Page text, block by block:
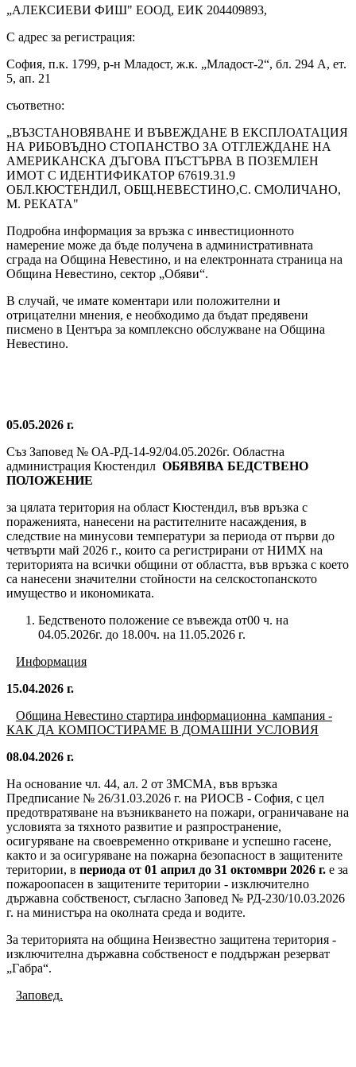
„АЛЕКСИЕВИ ФИШ" ЕООД, ЕИК 204409893,
С адрес за регистрация:
София, п.к. 1799, р-н Младост, ж.к. „Младост-2“, бл. 294 А, ет.
5, ап. 21
съответно:
„ВЪЗСТАНОВЯВАНЕ И ВЪВЕЖДАНЕ В ЕКСПЛОАТАЦИЯ
НА РИБОВЪДНО СТОПАНСТВО ЗА ОТГЛЕЖДАНЕ НА
АМЕРИКАНСКА ДЪГОВА ПЪСТЪРВА В ПОЗЕМЛЕН
ИМОТ С ИДЕНТИФИКАТОР 67619.31.9
ОБЛ.КЮСТЕНДИЛ, ОБЩ.НЕВЕСТИНО,С. СМОЛИЧАНО,
М. РЕКАТА"
Подробна информация за връзка с инвестиционното
намерение може да бъде получена в административната
сграда на Община Невестино, и на електронната страница на
Община Невестино, сектор „Обяви“.
В случай, че имате коментари или положителни и
отрицателни мнения, е необходимо да бъдат предявени
писмено в Центъра за комплексно обслужване на Община
Невестино.
05.05.2026 г.
Съз Заповед № ОА-РД-14-92/04.05.2026г. Областна
администрация Кюстендил ОБЯВЯВА БЕДСТВЕНО
ПОЛОЖЕНИЕ
за цялата територия на област Кюстендил, във връзка с
пораженията, нанесени на растителните насаждения, в
следствие на минусови температури за периода от първи до
четвърти май 2026 г., които са регистрирани от НИМХ на
територията на всички общини от областта, във връзка с което
са нанесени значителни стойности на селскостопанското
имущество и икономиката.
Бедственото положение се въвежда от00 ч. на
04.05.2026г. до 18.00ч. на 11.05.2026 г.
Информация
15.04.2026 г.
Община Невестино стартира информационна кампания -
КАК ДА КОМПОСТИРАМЕ В ДОМАШНИ УСЛОВИЯ
08.04.2026 г.
На основание чл. 44, ал. 2 от ЗМСМА, във връзка
Предписание № 26/31.03.2026 г. на РИОСВ - София, с цел
предотвратяване на възникването на пожари, ограничаване на
условията за тяхното развитие и разпространение,
осигуряване на своевременно откриване и успешно гасене,
както и за осигуряване на пожарна безопасност в защитените
територии, в периода от 01 април до 31 октомври 2026 г. е за
пожароопасен в защитените територии - изключително
държавна собственост, съгласно Заповед № РД-230/10.03.2026
г. на министъра на околната среда и водите.
За територията на община Неизвестно защитена територия -
изключителна държавна собственост е поддържан резерват
„Габра“.
Заповед.